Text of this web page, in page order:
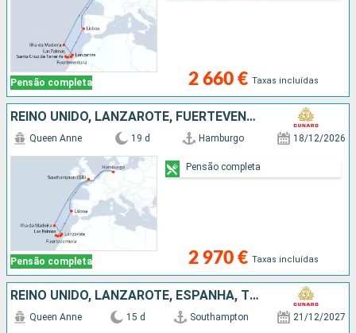
Pensão completa 2 660 € Taxas incluídas
REINO UNIDO, LANZAROTE, FUERTEVENTURA, TENERIFE, MAIORCA, PORTUGAL, ALEMANHA
Pensão completa
Queen Anne 19 d Hamburgo 18/12/2026
2 970 € Taxas incluídas
Pensão completa
REINO UNIDO, LANZAROTE, ESPANHA, TENERIFE, FUERTEVENTURA, PORTUGAL
Queen Anne 15 d Southampton 21/12/2027